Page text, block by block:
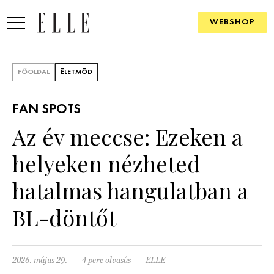
WEBSHOP
SZÉPSÉG
KULTÚRA
PÁRKAPCSOLAT
FŐOLDAL ÉLETMÓD
FAN SPOTS
Az év meccse: Ezeken a
helyeken nézheted
hatalmas hangulatban a
BL-döntőt
2026. május 29. 4 perc olvasás ELLE